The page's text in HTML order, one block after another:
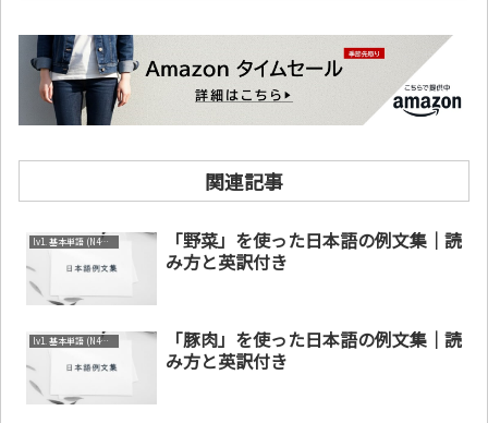
関連記事
lv1. 基本単語 (N4～N5)
「野菜」を使った日本語の例文集｜読
み方と英訳付き
lv1. 基本単語 (N4～N5)
「豚肉」を使った日本語の例文集｜読
み方と英訳付き